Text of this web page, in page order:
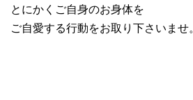
とにかくご自身のお身体を
ご自愛する行動をお取り下さいませ。